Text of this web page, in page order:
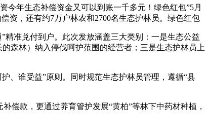
今年生态补偿资金又可以到账一千多元！绿色红包”5月
资，还有约7万户林农和2700名生态护林员。绿色红包
精准兑付到户。此次发放涵盖三大类别：一是生态公益
森林）纳入停伐呵护范围的经营者；三是生态护林员上
、谁受益”原则。同时规范生态护林员管理，遵循“县
偿款，更通过养育管护发展“黄柏”等林下中药材种植，